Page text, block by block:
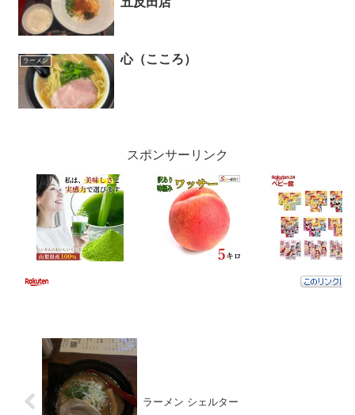
ラーメン 心（こころ）
スポンサーリンク
ラーメン シェルター